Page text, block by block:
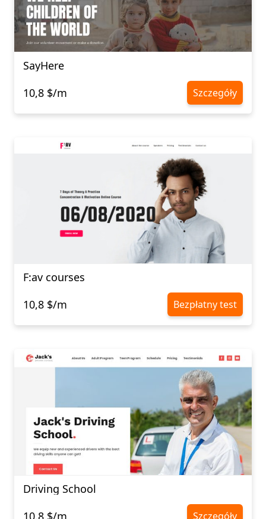
SayHere
10,8 $/m
Szczegóły
F:av courses
10,8 $/m
Bezpłatny test
Driving School
10,8 $/m
Szczegóły